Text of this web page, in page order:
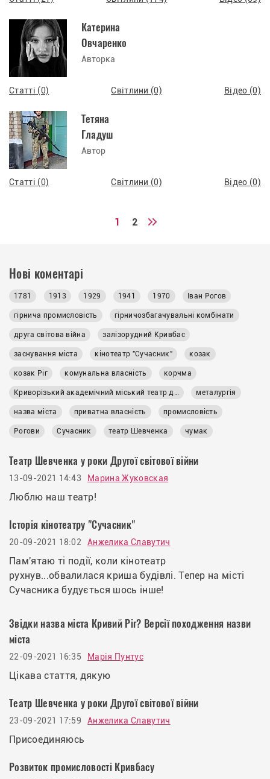
Катерина
Овчаренко
Авторка
Статті (0) Світлини (0) Відео (0)
Тетяна
Гладуш
Автор
Статті (0) Світлини (0) Відео (0)
1 2
Нові коментарі
1781 1913 1929 1941 1970 Іван Рогов
гірнича промисловість гірничозбагачувальні комбінати
друга світова війна залізорудний Кривбас
заснування міста кінотеатр "Сучасник" козак
козак Ріг комунальна власність корчма
Криворізький академічний міський театр драми та музичної комедії імені Тараса Шевченка металургія
назва міста приватна власність промисловість
Рогови Сучасник театр Шевченка чумак
Театр Шевченка у роки Другої світової війни
13-09-2021 14:43 Марина Жуковская
Люблю наш театр!
Історія кінотеатру "Сучасник"
20-09-2021 18:02 Анжелика Славутич
Пам'ятаю ті події, коли кінотеатр
рухнув...обвалилася криша будівлі. Тепер на місті
Сучасника будується шось інше!
Звідки назва міста Кривий Ріг? Версії походження назви
міста
22-09-2021 16:35 Марія Пунтус
Цікава стаття, дякую
Театр Шевченка у роки Другої світової війни
23-09-2021 17:59 Анжелика Славутич
Присоединяюсь
Розвиток промисловості Кривбасу